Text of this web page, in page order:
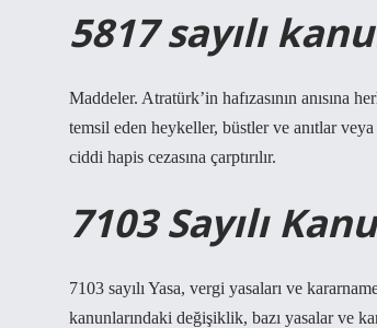
5817 sayılı
Maddeler. Atratürk’in hafızasının anısına
temsil eden heykeller, büstler ve anıtlar
ciddi hapis cezasına çarptırılır.
7103 Sayılı
7103 sayılı Yasa, vergi yasaları ve
kanunlarındaki değişiklik, bazı yasalar ve